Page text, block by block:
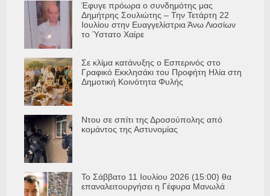
Έφυγε πρόωρα ο συνδημότης μας
Δημήτρης Σουλιώτης – Την Τετάρτη 22
Ιουλίου στην Ευαγγελίστρια Άνω Λιοσίων
το Ύστατο Χαίρε
Σε κλίμα κατάνυξης ο Εσπερινός στο
Γραφικό Εκκλησάκι του Προφήτη Ηλία στη
Δημοτική Κοινότητα Φυλής
Ντου σε σπίτι της Δροσούπολης από
κομάντος της Αστυνομίας
Το Σάββατο 11 Ιουλίου 2026 (15:00) θα
επαναλειτουργήσει η Γέφυρα Μανωλά